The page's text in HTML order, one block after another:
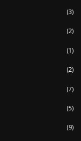
(3)
(2)
(1)
(2)
(7)
(5)
(9)